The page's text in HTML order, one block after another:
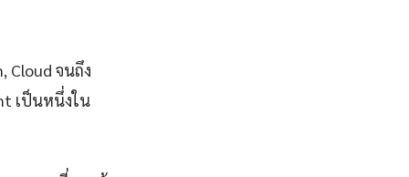
Cloud จนถึง
เป็นหนึ่งใน